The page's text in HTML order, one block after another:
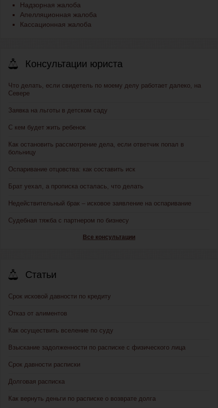
Надзорная жалоба
Апелляционная жалоба
Кассационная жалоба
Консультации юриста
Что делать, если свидетель по моему делу работает далеко, на
Севере
Заявка на льготы в детском саду
С кем будет жить ребенок
Как остановить рассмотрение дела, если ответчик попал в
больницу
Оспаривание отцовства: как составить иск
Брат уехал, а прописка осталась, что делать
Недействительный брак – исковое заявление на оспаривание
Судебная тяжба с партнером по бизнесу
Все консультации
Статьи
Срок исковой давности по кредиту
Отказ от алиментов
Как осуществить вселение по суду
Взыскание задолженности по расписке с физического лица
Срок давности расписки
Долговая расписка
Как вернуть деньги по расписке о возврате долга